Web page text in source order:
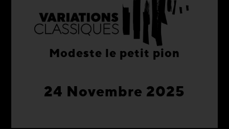
24 Novembre 2025
Modeste le petit pion